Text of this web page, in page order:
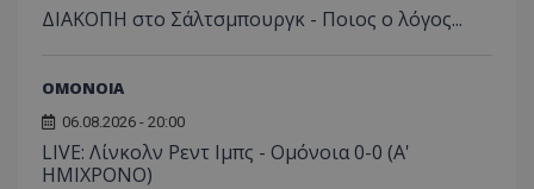
ΔΙΑΚΟΠΗ στο Σάλτσμπουργκ - Ποιος ο λόγος...
ΟΜΟΝΟΙΑ
06.08.2026 - 20:00
LIVE: Λίνκολν Ρεντ Ιμπς - Ομόνοια 0-0 (Α'
ΗΜΙΧΡΟΝΟ)